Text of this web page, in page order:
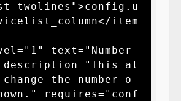
item
text="Number
al
the number o
requires="conf